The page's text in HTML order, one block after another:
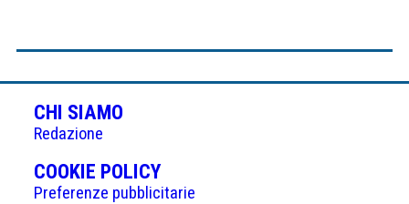
CHI SIAMO
Redazione
COOKIE POLICY(APRE
IN
Preferenze pubblicitarie